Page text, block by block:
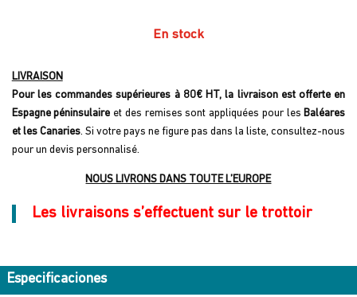
En stock
LIVRAISON
Pour les commandes supérieures à 80€ HT, la livraison est offerte en
Espagne péninsulaire et des remises sont appliquées pour lesBaléares
et les Canaries. Si votre pays ne figure pas dans la liste, consultez-nous
pour un devis personnalisé.
NOUS LIVRONS DANS TOUTE L’EUROPE
Les livraisons s’effectuent sur le trottoir
Especificaciones